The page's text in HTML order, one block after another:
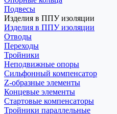
Подвесы
Изделия в ППУ изоляции
Изделия в ППУ изоляции
Отводы
Переходы
Тройники
Неподвижные опоры
Cильфонный компенсатор
Z-образные элементы
Концевые элементы
Стартовые компенсаторы
Тройники параллельные